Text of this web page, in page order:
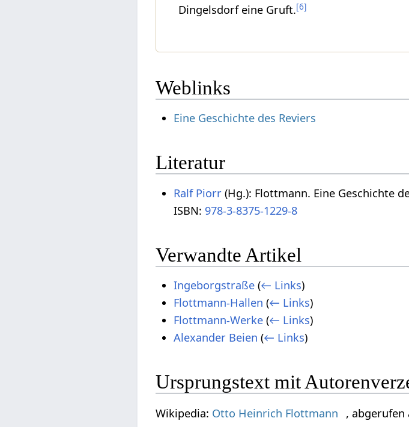
Dingelsdorf eine Gruft.[6]
Weblinks
Eine Geschichte des Reviers
Literatur
Ralf Piorr(Hg.): Flottmann. Eine Geschichte
ISBN: 978-3-8375-1229-8
Verwandte Artikel
Ingeborgstraße (← Links)
Flottmann-Hallen (← Links)
Flottmann-Werke (← Links)
Alexander Beien (← Links)
Ursprungstext mit
Wikipedia: Otto Heinrich Flottmann , abgerufen